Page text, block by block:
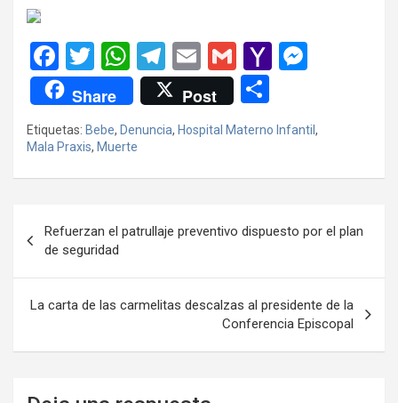
F
a
ce
b
o
k
T
wi
tt
er
W
h
at
s
A
p
T
el
e
gr
a
E
m
ail
G
m
ail
Y
o
o
ail
n
g
Share Post
o
m
p
tir
Etiquetas: Bebe, Denuncia, Hospital Materno Infantil ,
Mala Praxis, Muerte
de
entradas
Refuerzan el patrullaje preventivo dispuesto por el plan
de seguridad
La carta de las carmelitas descalzas al presidente de la
Conferencia Episcopal